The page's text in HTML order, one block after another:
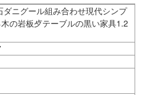
ダニグール組み合わせ現代シンプ
の岩板歺テーブルの黒い家具1.2